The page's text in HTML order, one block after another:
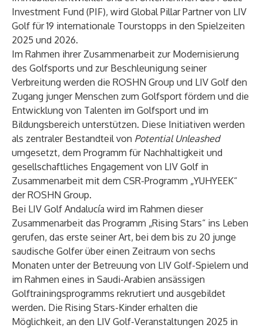
Investment Fund (PIF), wird Global Pillar Partner von LIV
Golf für 19 internationale Tourstopps in den Spielzeiten
2025 und 2026.
Im Rahmen ihrer Zusammenarbeit zur Modernisierung
des Golfsports und zur Beschleunigung seiner
Verbreitung werden die ROSHN Group und LIV Golf den
Zugang junger Menschen zum Golfsport fördern und die
Entwicklung von Talenten im Golfsport und im
Bildungsbereich unterstützen. Diese Initiativen werden
als zentraler Bestandteil von Potential Unleashed
umgesetzt, dem Programm für Nachhaltigkeit und
gesellschaftliches Engagement von LIV Golf in
Zusammenarbeit mit dem CSR-Programm „YUHYEEK“
der ROSHN Group.
Bei LIV Golf Andalucía wird im Rahmen dieser
Zusammenarbeit das Programm „Rising Stars“ ins Leben
gerufen, das erste seiner Art, bei dem bis zu 20 junge
saudische Golfer über einen Zeitraum von sechs
Monaten unter der Betreuung von LIV Golf-Spielern und
im Rahmen eines in Saudi-Arabien ansässigen
Golftrainingsprogramms rekrutiert und ausgebildet
werden. Die Rising Stars-Kinder erhalten die
Möglichkeit, an den LIV Golf-Veranstaltungen 2025 in